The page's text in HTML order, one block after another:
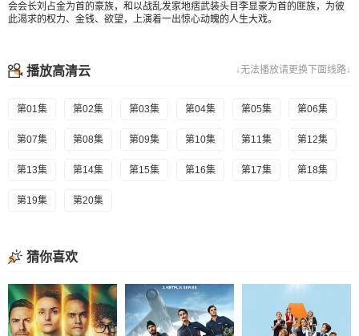
会会长刘占金为首的豪族，和以战乱发家地痞武装头目李显豪为首的匪族，为彼
此渴求的权力、金钱、欲望，上演着一出惊心动魄的人生大戏。
↓无法播放请更换下面线路↓
播放高清云
第01集 第02集 第03集 第04集 第05集 第06集
第07集 第08集 第09集 第10集 第11集 第12集
第13集 第14集 第15集 第16集 第17集 第18集
第19集 第20集
猜你喜欢